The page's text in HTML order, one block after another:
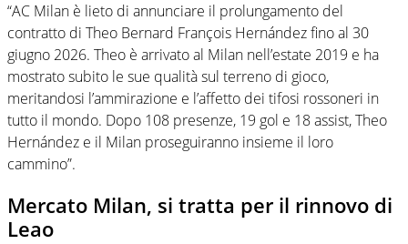
“AC Milan è lieto di annunciare il prolungamento del
contratto di Theo Bernard François Hernández fino al 30
giugno 2026. Theo è arrivato al Milan nell’estate 2019 e ha
mostrato subito le sue qualità sul terreno di gioco,
meritandosi l’ammirazione e l’affetto dei tifosi rossoneri in
tutto il mondo. Dopo 108 presenze, 19 gol e 18 assist, Theo
Hernández e il Milan proseguiranno insieme il loro
cammino”.
Mercato Milan, si tratta per il rinnovo di
Leao